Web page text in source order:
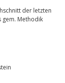
der letzten
gem. Methodik